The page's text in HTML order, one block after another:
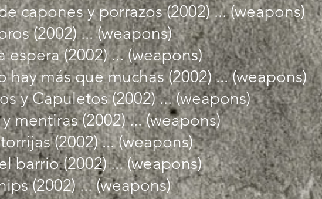
capones y porrazos (2002) ... (weapons)
(2002) ... (weapons)
espera (2002) ... (weapons)
hay más que muchas (2002) ... (weapons)
y Capuletos (2002) ... (weapons)
mentiras (2002) ... (weapons)
(2002) ... (weapons)
barrio (2002) ... (weapons)
(2002) ... (weapons)